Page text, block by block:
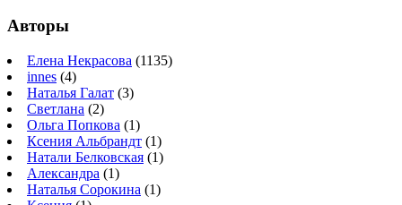
Авторы
Елена Некрасова (1135)
innes (4)
Наталья Галат (3)
Светлана (2)
Ольга Попкова (1)
Ксения Альбрандт (1)
Натали Белковская (1)
Александра (1)
Наталья Сорокина (1)